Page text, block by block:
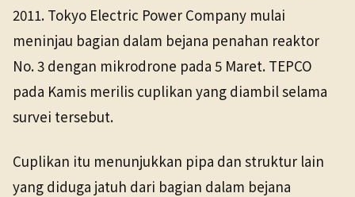
2011. Tokyo Electric Power Company mulai
meninjau bagian dalam bejana penahan reaktor
No. 3 dengan mikrodrone pada 5 Maret. TEPCO
pada Kamis merilis cuplikan yang diambil selama
survei tersebut.
Cuplikan itu menunjukkan pipa dan struktur lain
yang diduga jatuh dari bagian dalam bejana